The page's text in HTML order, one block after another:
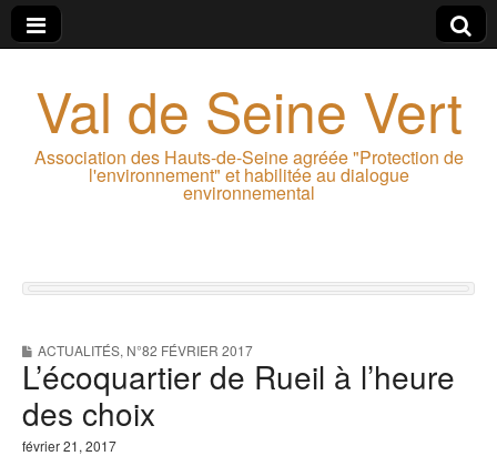
Val de Seine Vert
Association des Hauts-de-Seine agréée "Protection de
l'environnement" et habilitée au dialogue
environnemental
ACTUALITÉS, N°82 FÉVRIER 2017
L’écoquartier de Rueil à l’heure
des choix
février 21, 2017